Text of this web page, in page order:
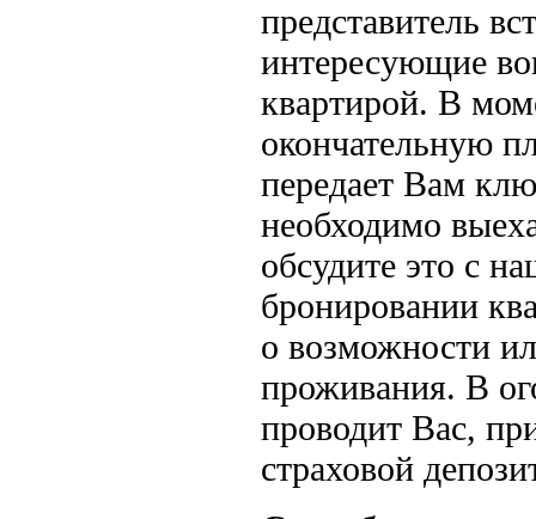
представитель
интересующие
квартирой. В
окончательную
передает Вам
необходимо
обсудите это с
бронировании
о возможности
проживания. В
проводит Вас,
страховой